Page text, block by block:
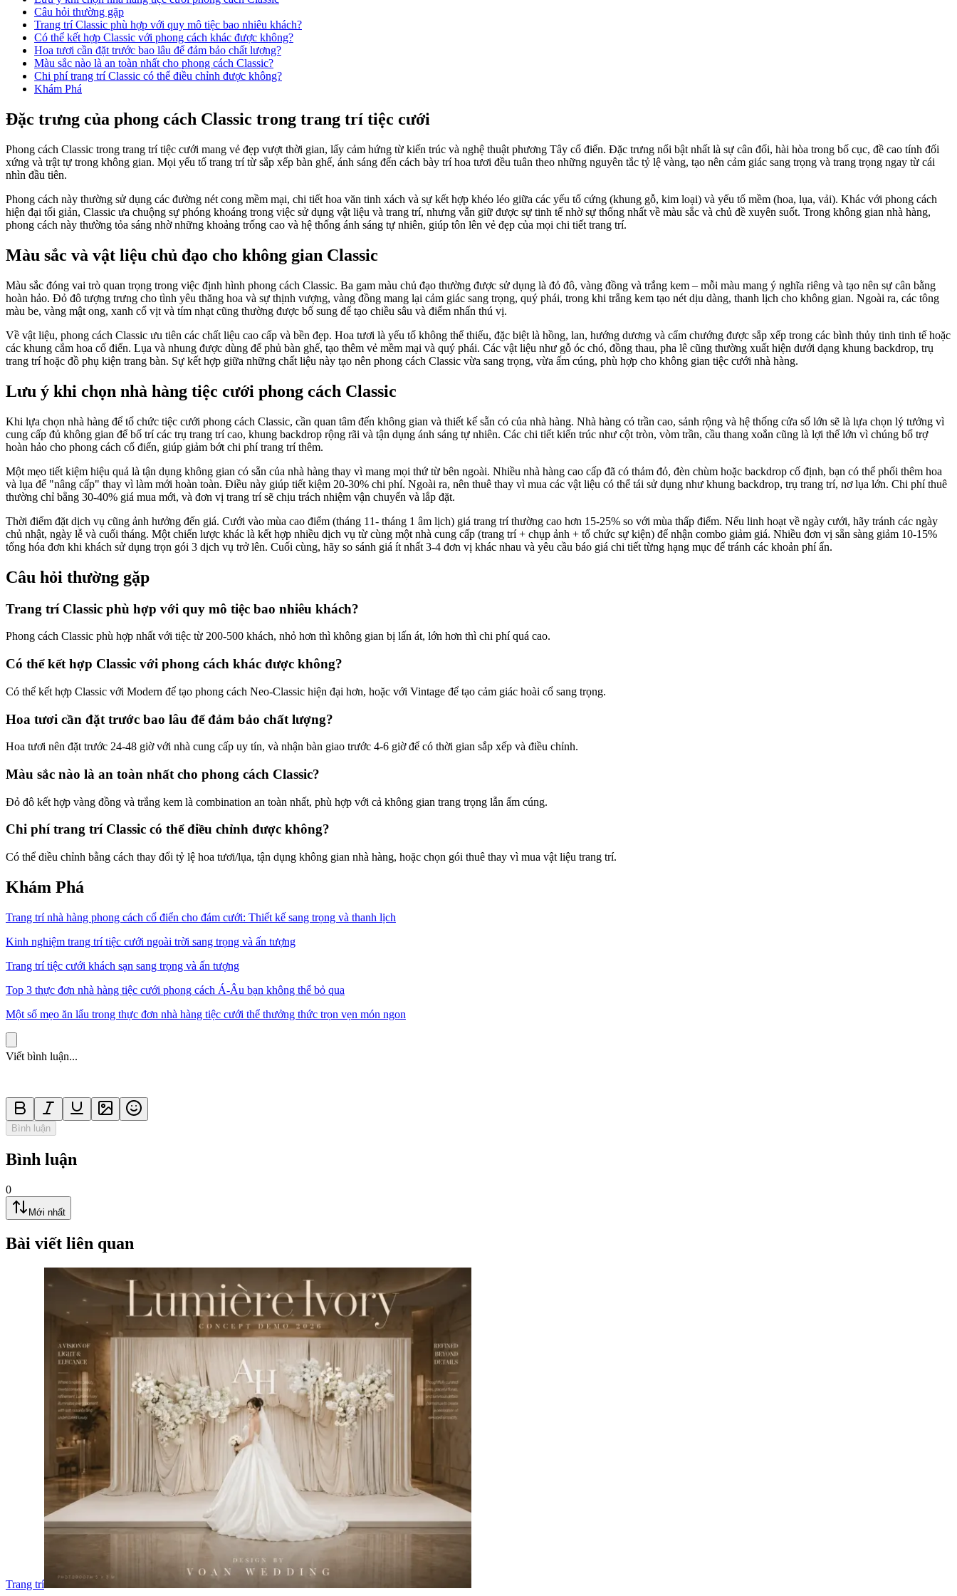
Câu hỏi thường gặp
Trang trí Classic phù hợp với quy mô tiệc bao nhiêu khách?
Có thể kết hợp Classic với phong cách khác được không?
Hoa tươi cần đặt trước bao lâu để đảm bảo chất lượng?
Màu sắc nào là an toàn nhất cho phong cách Classic?
Chi phí trang trí Classic có thể điều chỉnh được không?
Khám Phá
Đặc trưng của phong cách Classic trong trang trí tiệc cưới
Phong cách Classic trong trang trí tiệc cưới mang vẻ đẹp vượt thời gian, lấy cảm hứng từ kiến trúc và nghệ thuật phương Tây cổ điển. Đặc trưng nổi bật nhất là sự cân đối, hài hòa trong bố cục, đề cao tính đối
xứng và trật tự trong không gian. Mọi yếu tố trang trí từ sắp xếp bàn ghế, ánh sáng đến cách bày trí hoa tươi đều tuân theo những nguyên tắc tỷ lệ vàng, tạo nên cảm giác sang trọng và trang trọng ngay từ cái
nhìn đầu tiên.
Phong cách này thường sử dụng các đường nét cong mềm mại, chi tiết hoa văn tinh xách và sự kết hợp khéo léo giữa các yếu tố cứng (khung gỗ, kim loại) và yếu tố mềm (hoa, lụa, vải). Khác với phong cách
hiện đại tối giản, Classic ưa chuộng sự phóng khoáng trong việc sử dụng vật liệu và trang trí, nhưng vẫn giữ được sự tinh tế nhờ sự thống nhất về màu sắc và chủ đề xuyên suốt. Trong không gian nhà hàng,
phong cách này thường tỏa sáng nhờ những khoảng trống cao và hệ thống ánh sáng tự nhiên, giúp tôn lên vẻ đẹp của mọi chi tiết trang trí.
Màu sắc và vật liệu chủ đạo cho không gian Classic
Màu sắc đóng vai trò quan trọng trong việc định hình phong cách Classic. Ba gam màu chủ đạo thường được sử dụng là đỏ đô, vàng đồng và trắng kem – mỗi màu mang ý nghĩa riêng và tạo nên sự cân bằng
hoàn hảo. Đỏ đô tượng trưng cho tình yêu thăng hoa và sự thịnh vượng, vàng đồng mang lại cảm giác sang trọng, quý phái, trong khi trắng kem tạo nét dịu dàng, thanh lịch cho không gian. Ngoài ra, các tông
màu be, vàng mật ong, xanh cổ vịt và tím nhạt cũng thường được bổ sung để tạo chiều sâu và điểm nhấn thú vị.
Về vật liệu, phong cách Classic ưu tiên các chất liệu cao cấp và bền đẹp. Hoa tươi là yếu tố không thể thiếu, đặc biệt là hồng, lan, hướng dương và cẩm chướng được sắp xếp trong các bình thủy tinh tinh tế hoặc
các khung cắm hoa cổ điển. Lụa và nhung được dùng để phủ bàn ghế, tạo thêm vẻ mềm mại và quý phái. Các vật liệu như gỗ óc chó, đồng thau, pha lê cũng thường xuất hiện dưới dạng khung backdrop, trụ
trang trí hoặc đồ phụ kiện trang bàn. Sự kết hợp giữa những chất liệu này tạo nên phong cách Classic vừa sang trọng, vừa ấm cúng, phù hợp cho không gian tiệc cưới nhà hàng.
Lưu ý khi chọn nhà hàng tiệc cưới phong cách Classic
Khi lựa chọn nhà hàng để tổ chức tiệc cưới phong cách Classic, cần quan tâm đến không gian và thiết kế sẵn có của nhà hàng. Nhà hàng có trần cao, sảnh rộng và hệ thống cửa sổ lớn sẽ là lựa chọn lý tưởng vì
cung cấp đủ không gian để bố trí các trụ trang trí cao, khung backdrop rộng rãi và tận dụng ánh sáng tự nhiên. Các chi tiết kiến trúc như cột tròn, vòm trần, cầu thang xoắn cũng là lợi thế lớn vì chúng bổ trợ
hoàn hảo cho phong cách cổ điển, giúp giảm bớt chi phí trang trí thêm.
Một mẹo tiết kiệm hiệu quả là tận dụng không gian có sẵn của nhà hàng thay vì mang mọi thứ từ bên ngoài. Nhiều nhà hàng cao cấp đã có thảm đỏ, đèn chùm hoặc backdrop cố định, bạn có thể phối thêm hoa
và lụa để "nâng cấp" thay vì làm mới hoàn toàn. Điều này giúp tiết kiệm 20-30% chi phí. Ngoài ra, nên thuê thay vì mua các vật liệu có thể tái sử dụng như khung backdrop, trụ trang trí, nơ lụa lớn. Chi phí thuê
thường chỉ bằng 30-40% giá mua mới, và đơn vị trang trí sẽ chịu trách nhiệm vận chuyển và lắp đặt.
Thời điểm đặt dịch vụ cũng ảnh hưởng đến giá. Cưới vào mùa cao điểm (tháng 11- tháng 1 âm lịch) giá trang trí thường cao hơn 15-25% so với mùa thấp điểm. Nếu linh hoạt về ngày cưới, hãy tránh các ngày
chủ nhật, ngày lễ và cuối tháng. Một chiến lược khác là kết hợp nhiều dịch vụ từ cùng một nhà cung cấp (trang trí + chụp ảnh + tổ chức sự kiện) để nhận combo giảm giá. Nhiều đơn vị sẵn sàng giảm 10-15%
tổng hóa đơn khi khách sử dụng trọn gói 3 dịch vụ trở lên. Cuối cùng, hãy so sánh giá ít nhất 3-4 đơn vị khác nhau và yêu cầu báo giá chi tiết từng hạng mục để tránh các khoản phí ẩn.
Câu hỏi thường gặp
Trang trí Classic phù hợp với quy mô tiệc bao nhiêu khách?
Phong cách Classic phù hợp nhất với tiệc từ 200-500 khách, nhỏ hơn thì không gian bị lấn át, lớn hơn thì chi phí quá cao.
Có thể kết hợp Classic với phong cách khác được không?
Có thể kết hợp Classic với Modern để tạo phong cách Neo-Classic hiện đại hơn, hoặc với Vintage để tạo cảm giác hoài cổ sang trọng.
Hoa tươi cần đặt trước bao lâu để đảm bảo chất lượng?
Hoa tươi nên đặt trước 24-48 giờ với nhà cung cấp uy tín, và nhận bàn giao trước 4-6 giờ để có thời gian sắp xếp và điều chỉnh.
Màu sắc nào là an toàn nhất cho phong cách Classic?
Đỏ đô kết hợp vàng đồng và trắng kem là combination an toàn nhất, phù hợp với cả không gian trang trọng lẫn ấm cúng.
Chi phí trang trí Classic có thể điều chỉnh được không?
Có thể điều chỉnh bằng cách thay đổi tỷ lệ hoa tươi/lụa, tận dụng không gian nhà hàng, hoặc chọn gói thuê thay vì mua vật liệu trang trí.
Khám Phá
Trang trí nhà hàng phong cách cổ điển cho đám cưới: Thiết kế sang trọng và thanh lịch
Kinh nghiệm trang trí tiệc cưới ngoài trời sang trọng và ấn tượng
Trang trí tiệc cưới khách sạn sang trọng và ấn tượng
Top 3 thực đơn nhà hàng tiệc cưới phong cách Á-Âu bạn không thể bỏ qua
Một số mẹo ăn lẩu trong thực đơn nhà hàng tiệc cưới thể thưởng thức trọn vẹn món ngon
Viết bình luận...
Bình luận
Bình luận
0
Mới nhất
Bài viết liên quan
Trang trí